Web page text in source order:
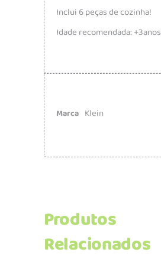
Inclui 6 peças de cozinha!
Idade recomendada: +3anos
Marca Klein
Produtos
Relacionados